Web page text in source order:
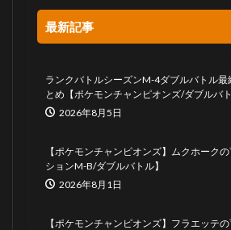
最新記事
ランクバトルシーズンM-4ダブルバトル最
とめ【ポケモンチャンピオンズ/ダブルバト
2026年8月5日
【ポケモンチャンピオンズ】ムクホーク
ションM-B/ダブルバトル】
2026年8月1日
【ポケモンチャンピオンズ】フラエッテ